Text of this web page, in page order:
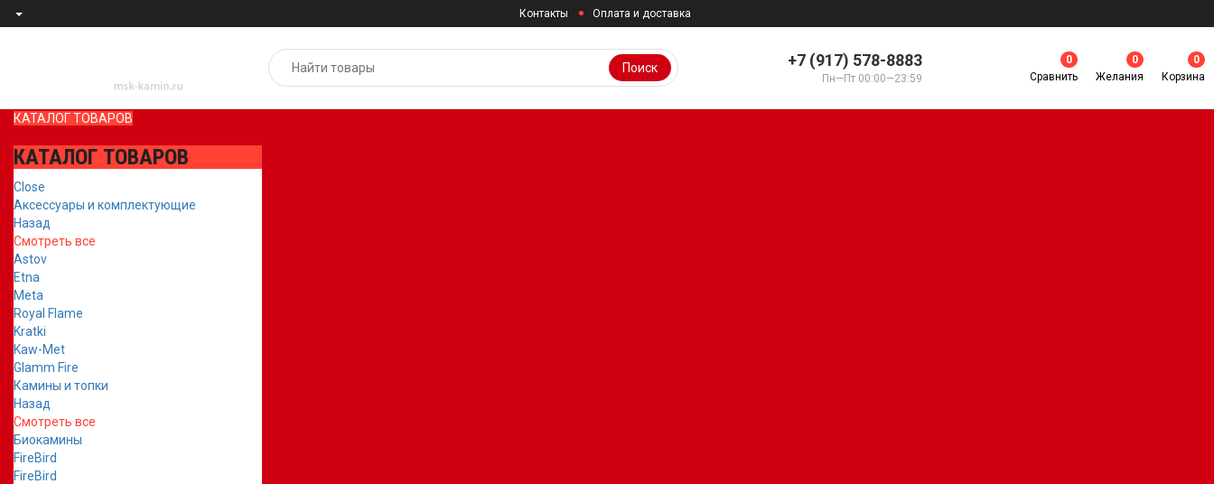
Контакты Оплата и доставка
+7 (917) 578-8883
Пн—Пт 00:00—23:59
Поиск
0
Сравнить
0
Желания
0
Корзина
КАТАЛОГ ТОВАРОВ
КАТАЛОГ ТОВАРОВ
Close
Аксессуары и комплектующие
Назад
Смотреть все
Astov
Etna
Meta
Royal Flame
Kratki
Kaw-Met
Glamm Fire
Камины и топки
Назад
Смотреть все
Биокамины
FireBird
FireBird